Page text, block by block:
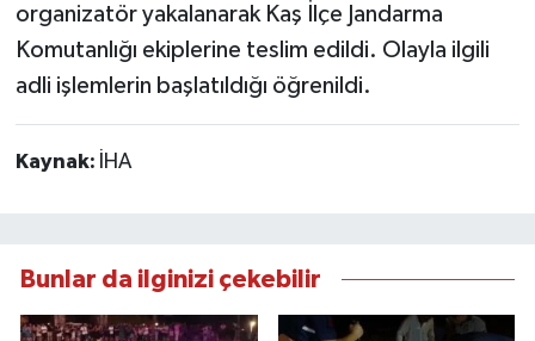
organizatör yakalanarak Kaş İlçe Jandarma
Komutanlığı ekiplerine teslim edildi. Olayla ilgili
adli işlemlerin başlatıldığı öğrenildi.
Kaynak: İHA
Bunlar da ilginizi çekebilir